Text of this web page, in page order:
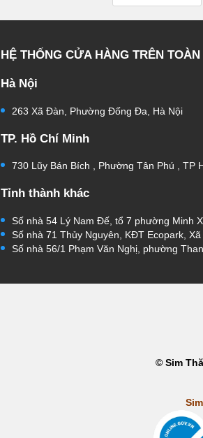
HỆ THỐNG CỬA HÀNG TRÊN TOÀN
Hà Nội
263 Xã Đàn, Phường Đống Đa, Hà Nội
TP. Hồ Chí Minh
730 Lũy Bán Bích , Phường Tân Phú , TP
Tỉnh thành khác
Số nhà 54 Lý Nam Đế, tổ 7 phường Minh
Số nhà 71 Thủy Nguyên, KĐT Ecopark, Xã
Số nhà 56/1 Phạm Văn Nghị, phường
© Sim